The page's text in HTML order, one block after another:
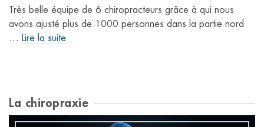
Très belle équipe de 6 chiropracteurs grâce à qui nous
avons ajusté plus de 1000 personnes dans la partie nord
… Lire la suite
La chiropraxie